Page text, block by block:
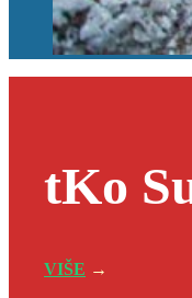
tKo
VIŠE →